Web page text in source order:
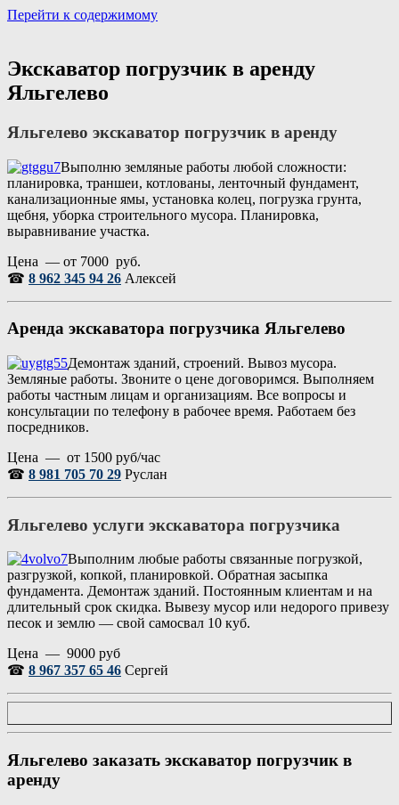
Перейти к содержимому
Экскаватор погрузчик в аренду
Яльгелево
Яльгелево экскаватор погрузчик в аренду
Выполню земляные работы любой сложности:
планировка, траншеи, котлованы, ленточный фундамент,
канализационные ямы, установка колец, погрузка грунта,
щебня, уборка строительного мусора. Планировка,
выравнивание участка.
Цена — от 7000 руб.
☎ 8 962 345 94 26 Алексей
Аренда экскаватора погрузчика Яльгелево
Демонтаж зданий, строений. Вывоз мусора.
Земляные работы. Звоните о цене договоримся. Выполняем
работы частным лицам и организациям. Все вопросы и
консультации по телефону в рабочее время. Работаем без
посредников.
Цена — от 1500 руб/час
☎ 8 981 705 70 29 Руслан
Яльгелево услуги экскаватора погрузчика
Выполним любые работы связанные погрузкой,
разгрузкой, копкой, планировкой. Обратная засыпка
фундамента. Демонтаж зданий. Постоянным клиентам и на
длительный срок скидка. Вывезу мусор или недорого привезу
песок и землю — свой самосвал 10 куб.
Цена — 9000 руб
☎ 8 967 357 65 46 Сергей
Яльгелево заказать экскаватор погрузчик в
аренду